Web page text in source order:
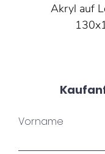
Akryl auf
Vorname